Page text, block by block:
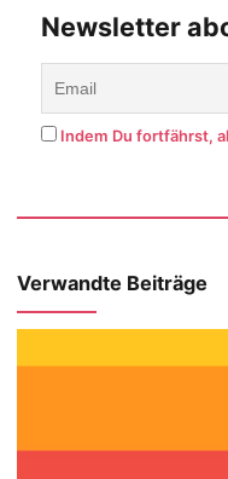
Newsletter
Indem Du fortfährst,
Verwandte Beiträge